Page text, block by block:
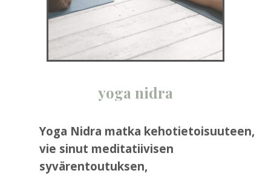
yoga nidra
Yoga Nidra matka kehotietoisuuteen,
vie sinut meditatiivisen
syvärentoutuksen,